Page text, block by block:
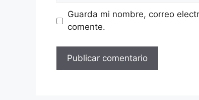
Guarda mi nombre, correo
comente.